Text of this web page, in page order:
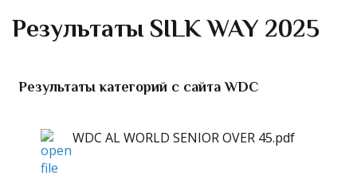
Результаты SILK WAY 2025
Результаты категорий с сайта WDC
WDC AL WORLD SENIOR OVER 45.pdf